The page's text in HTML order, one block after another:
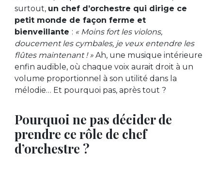
surtout, un chef d’orchestre qui dirige ce
petit monde de façon ferme et
bienveillante : « Moins fort les violons,
doucement les cymbales, je veux entendre les
flûtes maintenant ! » Ah, une musique intérieure
enfin audible, où chaque voix aurait droit à un
volume proportionnel à son utilité dans la
mélodie… Et pourquoi pas, après tout ?
Pourquoi ne pas décider de
prendre ce rôle de chef
d’orchestre ?